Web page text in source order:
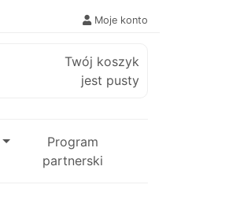
Moje konto
Twój koszyk
jest pusty
Program
partnerski